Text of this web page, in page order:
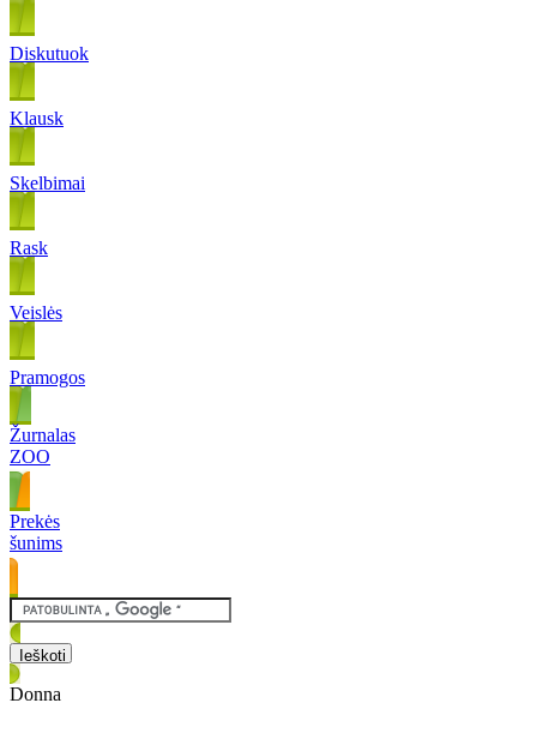
Diskutuok
Klausk
Skelbimai
Rask
Veislės
Pramogos
Žurnalas
ZOO
Prekės
šunims
Donna